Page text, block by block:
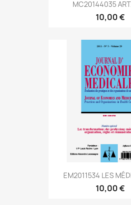
MC20144035
10,00 €
EM2011534 LES
10,00 €